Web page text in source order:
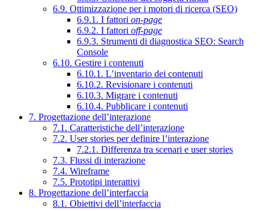
6.9. Ottimizzazione per i motori di ricerca (SEO)
6.9.1. I fattori on-page
6.9.2. I fattori off-page
6.9.3. Strumenti di diagnostica SEO: Search
Console
6.10. Gestire i contenuti
6.10.1. L’inventario dei contenuti
6.10.2. Revisionare i contenuti
6.10.3. Migrare i contenuti
6.10.4. Pubblicare i contenuti
7. Progettazione dell’interazione
7.1. Caratteristiche dell’interazione
7.2. User stories per definire l’interazione
7.2.1. Differenza tra scenari e user stories
7.3. Flussi di interazione
7.4. Wireframe
7.5. Prototipi interattivi
8. Progettazione dell’interfaccia
8.1. Obiettivi dell’interfaccia